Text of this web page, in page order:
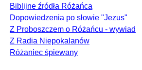
Biblijne źródła Różańca
Dopowiedzenia po słowie "Jezus"
Z Proboszczem o Różańcu - wywiad
Z Radia Niepokalanów
Różaniec śpiewany